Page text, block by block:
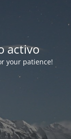
activo
your patience!